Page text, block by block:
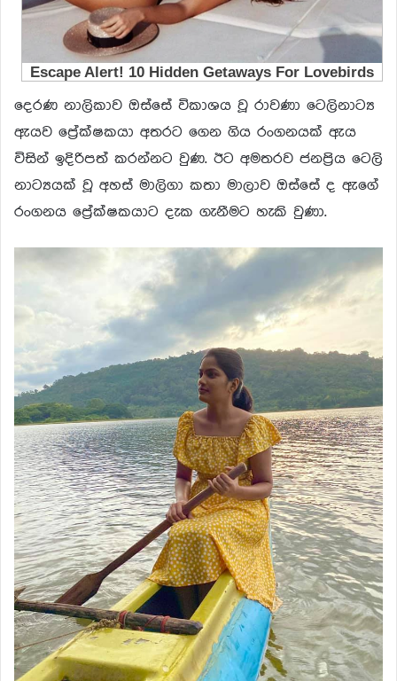
දෙරණ නාලිකාව ඔස්සේ විකාශය වූ රාවණා ටෙලිනාට්‍ය
ඇයව ප්‍රේක්ෂකයා අතරට ගෙන ගිය රංගනයක් ඇය
විසින් ඉදිරිපත් කරන්නට වුණ. ඊට අමතරව ජනප්‍රිය ටෙලි
නාට්‍යයක් වූ අහස් මාලිගා කතා මාලාව ඔස්සේ ද ඇගේ
රංගනය ප්‍රේක්ෂකයාට දැක ගැනීමට හැකි වුණා.